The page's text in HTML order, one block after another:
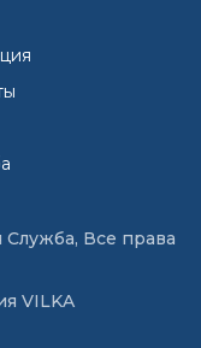
Все права
VILKA